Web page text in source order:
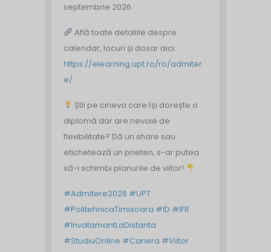
septembrie 2026.
Află toate detaliile despre
calendar, locuri și dosar aici:
https://elearning.upt.ro/ro/admiter
e/
Știi pe cineva care își dorește o
diplomă dar are nevoie de
flexibilitate? Dă un share sau
etichetează un prieten, s-ar putea
să-i schimbi planurile de viitor!
#Admitere2026 #UPT
#PolitehnicaTimisoara #ID #IFR
#InvatamantLaDistanta
#StudiuOnline #Cariera #Viitor